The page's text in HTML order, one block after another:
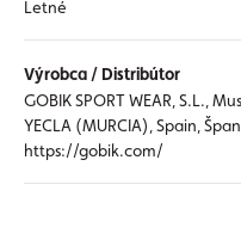
Letné
Výrobca / Distribútor
GOBIK SPORT WEAR, S.L.,
YECLA (MURCIA), Spain,
https://gobik.com/